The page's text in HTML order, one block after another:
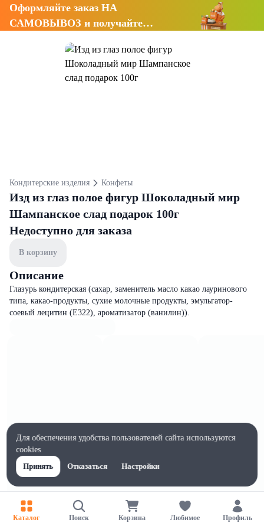
Оформляйте заказ НА
САМОВЫВОЗ и получайте
Кондитерские изделия Конфеты
Изд из глаз полое фигур Шоколадный мир
Шампанское слад подарок 100г
Недоступно для заказа
В корзину
Описание
Глазурь кондитерская (сахар, заменитель масло какао лауринового
типа, какао-продукты, сухие молочные продукты, эмульгатор-
соевый лецитин (Е322), ароматизатор (ванилин)).
Характеристики
Каталог Поиск Корзина Любимое Профиль
Для обеспечения удобства пользователей сайта используются
cookies
Принять
Отказаться Настройки